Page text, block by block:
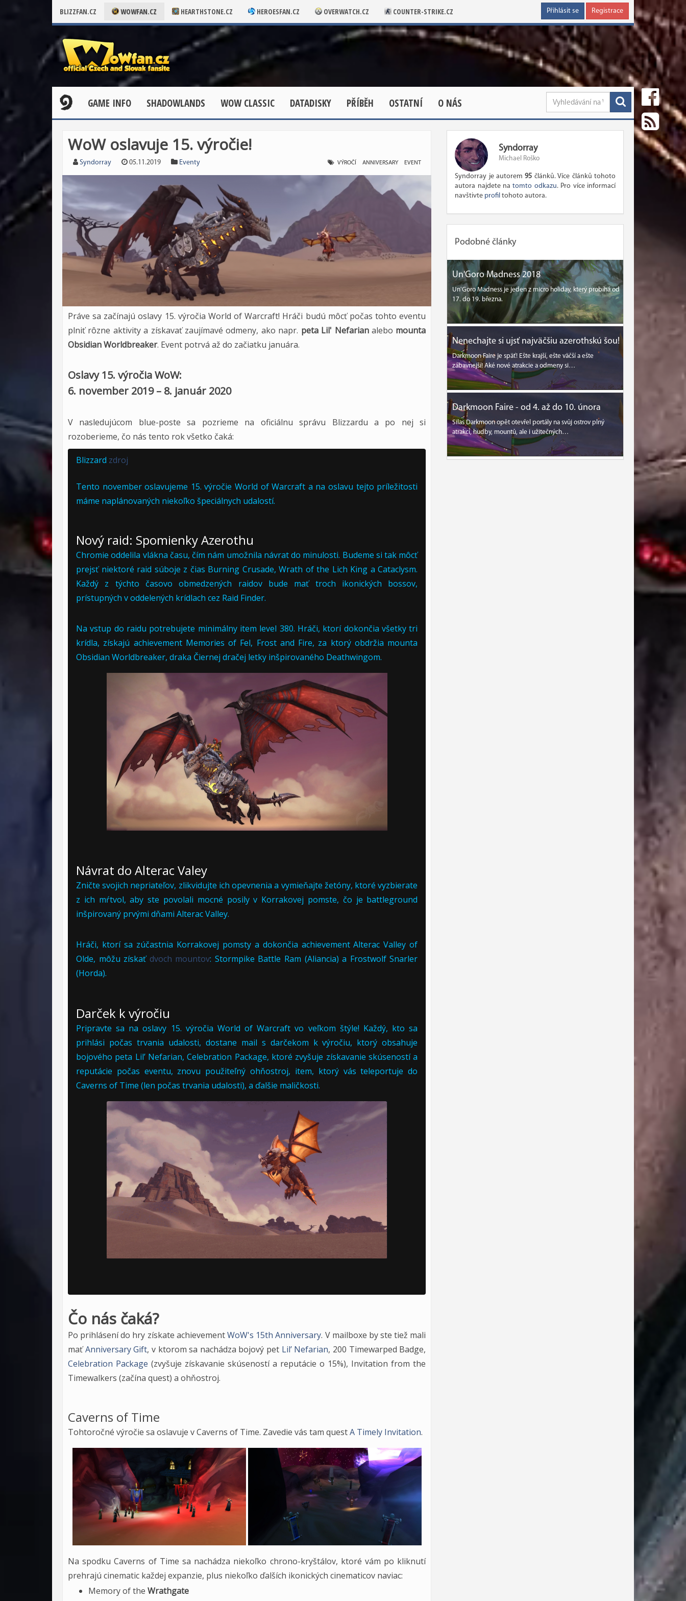
BLIZZFAN.CZ WOWFAN.CZ HEARTHSTONE.CZ HEROESFAN.CZ OVERWATCH.CZ COUNTER-STRIKE.CZ Přihlásit se Registrace
GAME INFO SHADOWLANDS WOW CLASSIC DATADISKY PŘÍBĚH OSTATNÍ O NÁS
WoW oslavuje 15. výročie!
Syndorray 05.11.2019 Eventy VÝROČÍ ANNIVERSARY EVENT
Práve sa začínajú oslavy 15. výročia World of Warcraft! Hráči budú môcť počas tohto eventu
plniť rôzne aktivity a získavať zaujímavé odmeny, ako napr. peta Lil' Nefarianalebo mounta
Obsidian Worldbreaker. Event potrvá až do začiatku januára.
Oslavy 15. výročia WoW:
6. november 2019 – 8. január 2020
V nasledujúcom blue-poste sa pozrieme na oficiálnu správu Blizzardu a po nej si
rozoberieme, čo nás tento rok všetko čaká:
Blizzard zdroj
Tento november oslavujeme 15. výročie World of Warcraft a na oslavu tejto príležitosti
máme naplánovaných niekoľko špeciálnych udalostí.
Nový raid: Spomienky Azerothu
Chromie oddelila vlákna času, čím nám umožnila návrat do minulosti. Budeme si tak môcť
prejsť niektoré raid súboje z čias Burning Crusade, Wrath of the Lich King a Cataclysm.
Každý z týchto časovo obmedzených raidov bude mať troch ikonických bossov,
prístupných v oddelených krídlach cez Raid Finder.
Na vstup do raidu potrebujete minimálny item level 380. Hráči, ktorí dokončia všetky tri
krídla, získajú achievement Memories of Fel, Frost and Fire, za ktorý obdržia mounta
Obsidian Worldbreaker, draka Čiernej dračej letky inšpirovaného Deathwingom.
Návrat do Alterac Valey
Zničte svojich nepriateľov, zlikvidujte ich opevnenia a vymieňajte žetóny, ktoré vyzbierate
z ich mŕtvol, aby ste povolali mocné posily v Korrakovej pomste, čo je battleground
inšpirovaný prvými dňami Alterac Valley.
Hráči, ktorí sa zúčastnia Korrakovej pomsty a dokončia achievement Alterac Valley of
Olde, môžu získať dvoch mountov: Stormpike Battle Ram (Aliancia) a Frostwolf Snarler
(Horda).
Darček k výročiu
Pripravte sa na oslavy 15. výročia World of Warcraft vo veľkom štýle! Každý, kto sa
prihlási počas trvania udalosti, dostane mail s darčekom k výročiu, ktorý obsahuje
bojového peta Lil’ Nefarian, Celebration Package, ktoré zvyšuje získavanie skúseností a
reputácie počas eventu, znovu použiteľný ohňostroj, item, ktorý vás teleportuje do
Caverns of Time (len počas trvania udalosti), a ďalšie maličkosti.
Čo nás čaká?
Po prihlásení do hry získate achievementWoW's 15th Anniversary. V mailboxe by ste tiež mali
maťAnniversary Gift, v ktorom sa nachádza bojový pet Lil’ Nefarian, 200 Timewarped Badge,
Celebration Package (zvyšuje získavanie skúseností a reputácie o 15%), Invitation from the
Timewalkers (začína quest) a ohňostroj.
Caverns of Time
Tohtoročné výročie sa oslavuje v Caverns of Time. Zavedie vás tam questA Timely Invitation.
Na spodku Caverns of Time sa nachádza niekoľko chrono-kryštálov, ktoré vám po kliknutí
prehrajú cinematic každej expanzie, plus niekoľko ďalších ikonických cinematicov naviac:
Memory of the Wrathgate
Syndorray
Michael Roško
Syndorray je autorem95 článků. Více článků tohoto
autora najdete natomto odkazu. Pro více informací
navštivte profil tohoto autora.
Podobné články
Un'Goro Madness 2018
Un'Goro Madness je jeden z micro holiday, který probíhá od
17. do 19. března.
Nenechajte si ujsť najväčšiu azerothskú šou!
Darkmoon Faire je späť! Ešte krajší, ešte väčší a ešte
zábavnejší! Aké nové atrakcie a odmeny si…
Darkmoon Faire - od 4. až do 10. února
Silas Darkmoon opět otevřel portály na svůj ostrov plný
atrakcí, hudby, mountů, ale i užitečných…